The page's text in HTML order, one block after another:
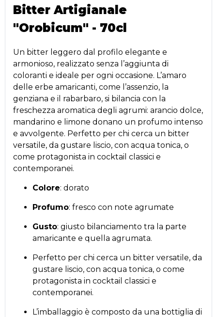
Bitter Artigianale
"Orobicum" - 70cl
Un bitter leggero dal profilo elegante e
armonioso, realizzato senza l’aggiunta di
coloranti e ideale per ogni occasione. L’amaro
delle erbe amaricanti, come l’assenzio, la
genziana e il rabarbaro, si bilancia con la
freschezza aromatica degli agrumi: arancio dolce,
mandarino e limone donano un profumo intenso
e avvolgente. Perfetto per chi cerca un bitter
versatile, da gustare liscio, con acqua tonica, o
come protagonista in cocktail classici e
contemporanei.
Colore: dorato
Profumo: fresco con note agrumate
Gusto: giusto bilanciamento tra la parte
amaricante e quella agrumata.
Perfetto per chi cerca un bitter versatile, da
gustare liscio, con acqua tonica, o come
protagonista in cocktail classici e
contemporanei.
L’imballaggio è composto da una bottiglia di